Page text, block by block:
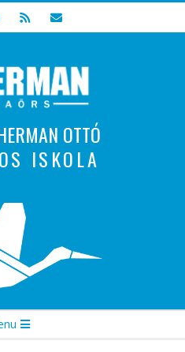
OTTÓ
ISKOLA
újraindul oldalunk!